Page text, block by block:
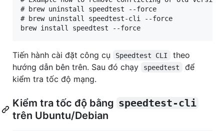
# brew uninstall speedtest --force
# brew uninstall speedtest-cli --force
Tiến hành cài đặt công cụ Speedtest CLI
theo
hướng dẫn bên trên. Sau đó chạy
speedtest
để
kiểm tra tốc độ mạng.
Kiểm tra tốc độ bằng speedtest-cli
trên Ubuntu/Debian